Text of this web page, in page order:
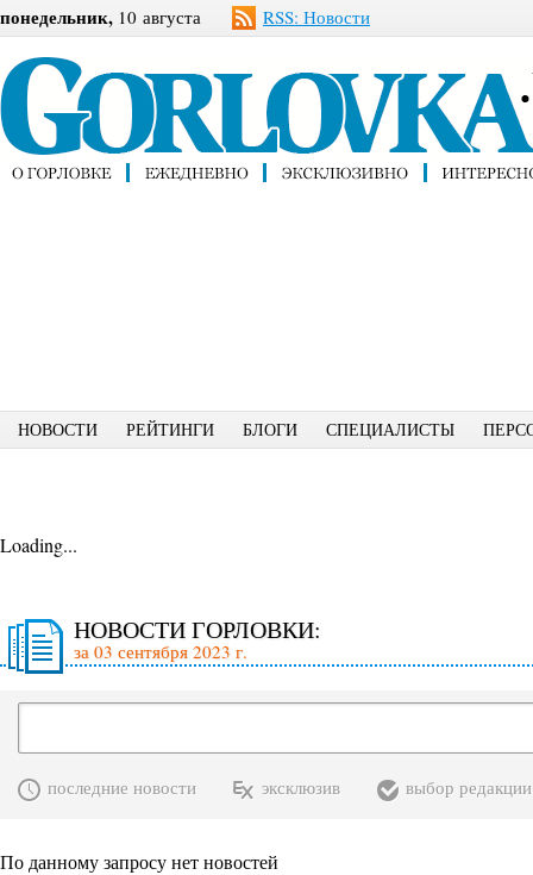
понедельник, 10 августа RSS: Новости
НОВОСТИ РЕЙТИНГИ БЛОГИ СПЕЦИАЛИСТЫ
Loading...
НОВОСТИ ГОРЛОВКИ:
за 03 сентября 2023 г.
последние новости эксклюзив выбор редакции
По данному запросу нет новостей